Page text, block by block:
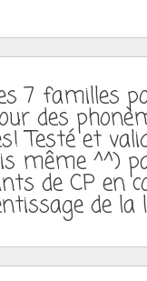
7 familles
des
Testé et
même ^^)
de CP en
de la